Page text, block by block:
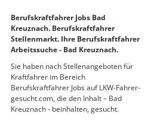
Berufskraftfahrer Jobs Bad
Kreuznach. Berufskraftfahrer
Stellenmarkt. Ihre Berufskraftfahrer
Arbeitssuche - Bad Kreuznach.
Sie haben nach Stellenangeboten für
Kraftfahrer im Bereich
Berufskraftfahrer Jobs auf LKW-Fahrer-
gesucht.com, die den Inhalt – Bad
Kreuznach - beinhalten, gesucht.